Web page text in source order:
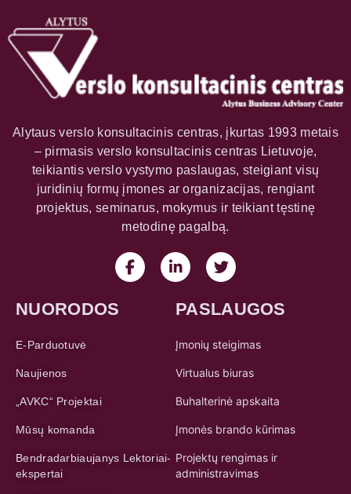
Alytaus verslo konsultacinis centras, įkurtas 1993 metais
– pirmasis verslo konsultacinis centras Lietuvoje,
teikiantis verslo vystymo paslaugas, steigiant visų
juridinių formų įmones ar organizacijas, rengiant
projektus, seminarus, mokymus ir teikiant tęstinę
metodinę pagalbą.
NUORODOS
E-Parduotuvė
Naujienos
„AVKC“ Projektai
Mūsų komanda
Bendradarbiaujanys Lektoriai-
ekspertai
PASLAUGOS
Įmonių steigimas
Virtualus biuras
Buhalterinė apskaita
Įmonės brando kūrimas
Projektų rengimas ir
administravimas